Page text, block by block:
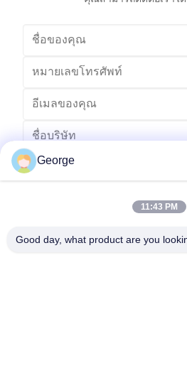
George
11:43 PM
Good day, what product are you